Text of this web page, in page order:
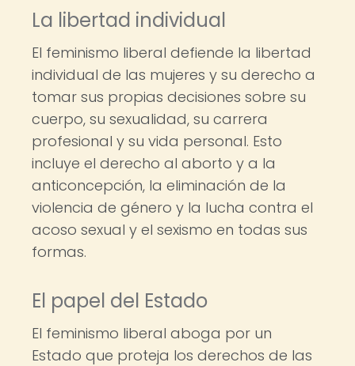
La libertad individual
El feminismo liberal defiende la libertad
individual de las mujeres y su derecho a
tomar sus propias decisiones sobre su
cuerpo, su sexualidad, su carrera
profesional y su vida personal. Esto
incluye el derecho al aborto y a la
anticoncepción, la eliminación de la
violencia de género y la lucha contra el
acoso sexual y el sexismo en todas sus
formas.
El papel del Estado
El feminismo liberal aboga por un
Estado que proteja los derechos de las